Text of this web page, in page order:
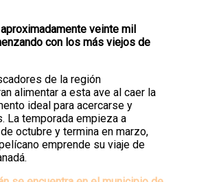
veinte mil
con los más viejos de
de la región
alimentar a esta ave al caer la
ideal para acercarse y
La temporada empieza a
octubre y termina en marzo,
emprende su viaje de